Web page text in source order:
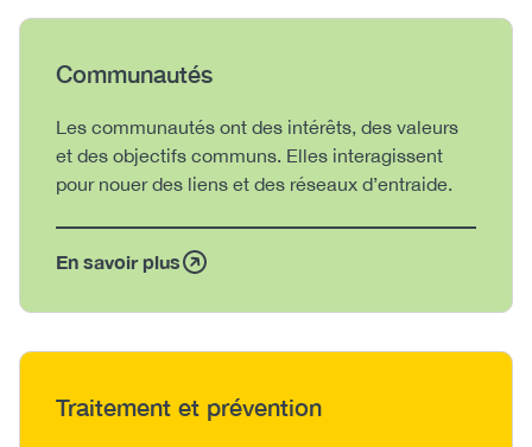
Heading
Communautés
Body
Les communautés ont des intérêts, des valeurs
et des objectifs communs. Elles interagissent
pour nouer des liens et des réseaux d’entraide.
En savoir plus
Heading
Traitement et prévention